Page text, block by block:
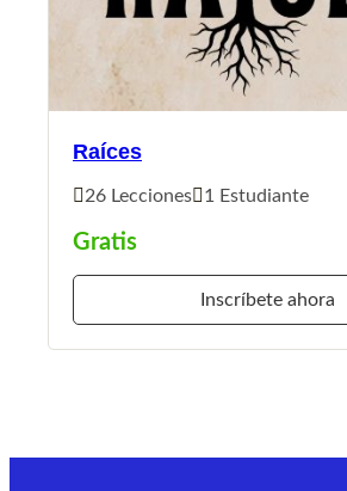
Raíces
26 Lecciones 1 Estudiante
Gratis
Inscríbete ahora